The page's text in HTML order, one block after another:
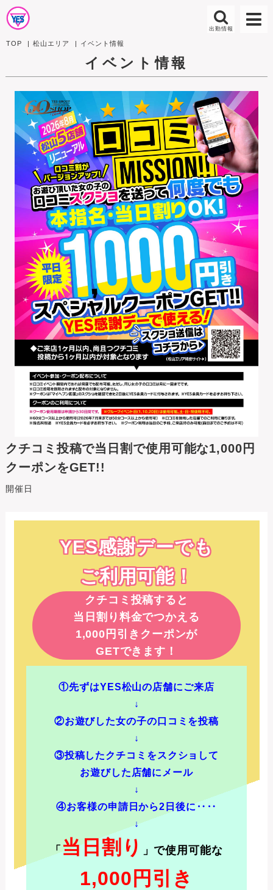
TOP 松山エリア イベント情報
イベント情報
クチコミ投稿で当日割で使用可能な1,000円
クーポンをGET!!
開催日
YES感謝デーでも
ご利用可能！
クチコミ投稿すると
当日割り料金でつかえる
1,000円引きクーポンが
GETできます！
①先ずはYES松山の店舗にご来店
↓
②お遊びした女の子の口コミを投稿
↓
③投稿したクチコミをスクショして
お遊びした店舗にメール
↓
④お客様の申請日から2日後に‥‥
↓
「当日割り 」で使用可能な
1,000円引き